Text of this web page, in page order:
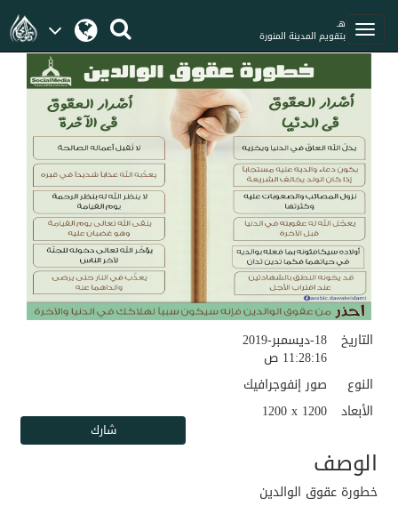
هـ
بتقويم المدينة المنورة
18-ديسمبر-2019
11:28:16 ص
التاريخ
صور إنفوجرافيك
النوع
1200 x 1200 الأبعاد
الوصف
خطورة عقوق الوالدين